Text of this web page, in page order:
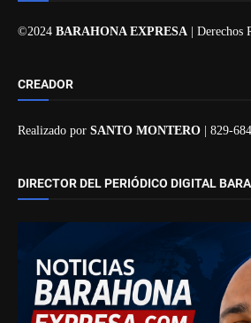
©2024 BARAHONA EXPRESA | Derechos
CREADOR
Realizado por SANTO MONTERO | 829-
DIRECTOR DEL PERIÓDICO DIGITAL